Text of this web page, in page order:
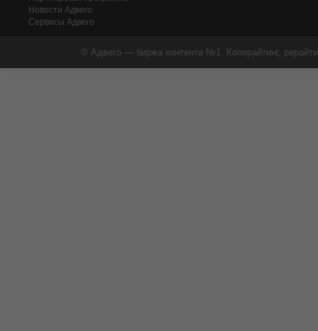
Новости Адвего
Сервисы Адвего
© Адвего — биржа контента №1. Копирайтинг,